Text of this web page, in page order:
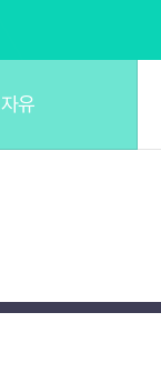
게임 플레이 버그 제보
자유